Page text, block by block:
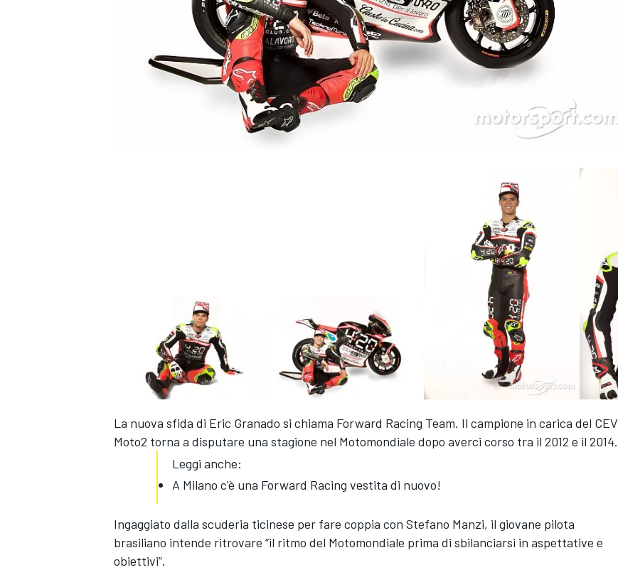
La nuova sfida di Eric Granado si chiama Forward Racing Team. Il campione in carica del CEV
Moto2 torna a disputare una stagione nel Motomondiale dopo averci corso tra il 2012 e il 2014.
Leggi anche:
A Milano c'è una Forward Racing vestita di nuovo!
Ingaggiato dalla scuderia ticinese per fare coppia con Stefano Manzi, il giovane pilota
brasiliano intende ritrovare “il ritmo del Motomondiale prima di sbilanciarsi in aspettative e
obiettivi”.